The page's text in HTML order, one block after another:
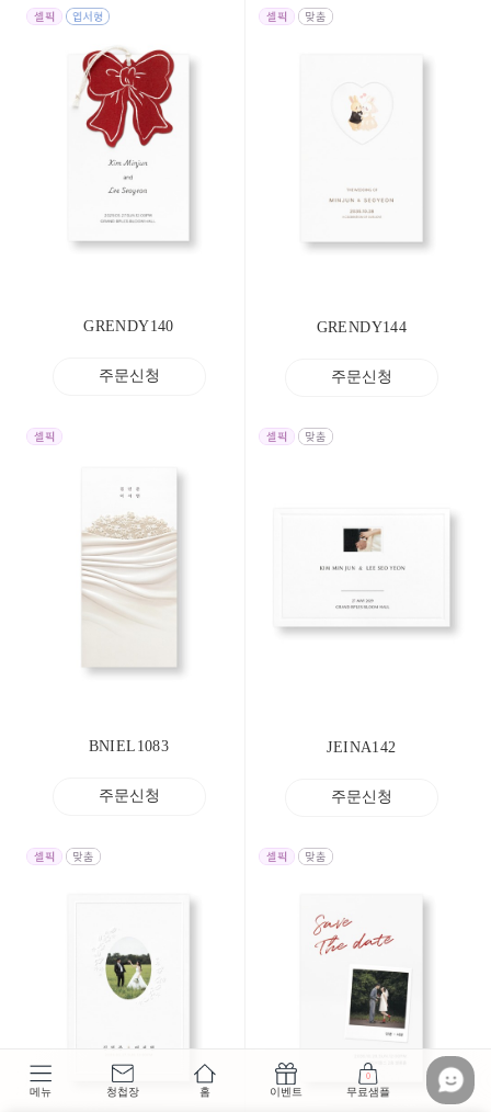
메뉴 청첩장 홈 이벤트
0
무료샘플
GRENDY140
주문신청
GRENDY144
주문신청
BNIEL1083
주문신청
JEINA142
주문신청